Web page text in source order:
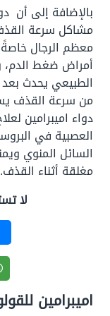
بالإضافة إلى أن
مشاكل سرعة
معظم الرجال
أمراض ضغط الدم،
من سرعة القذف
دواء اميبرامين
العصبية في
السائل المنوي
مغلقة أثناء القذف.
لا
اميبرامين